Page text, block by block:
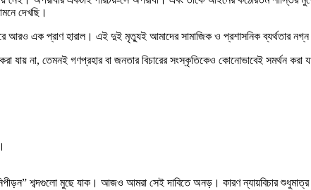
দেখছি।
আরও এক প্রাণ হারাল। এই দুই মৃত্যুই আমাদের সামাজিক ও প্রশাসনিক ব্যর্থতার নগ্ন
যায় না, তেমনই গণপ্রহার বা জনতার বিচারের সংস্কৃতিকেও কোনোভাবেই সমর্থন করা
শব্দগুলো মুছে যাক। আজও আমরা সেই দাবিতে অনড়। কারণ ন্যায়বিচার শুধুমাত্র